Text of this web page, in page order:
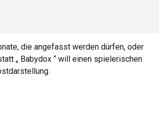
die angefasst werden dürfen, oder
„ Babydox “ will einen spielerischen